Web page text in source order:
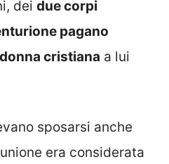
dei due corpi
pagano
cristiana a lui
sposarsi anche
era considerata